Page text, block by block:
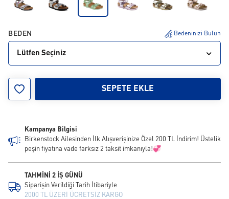
BEDEN Bedeninizi Bulun
Lütfen Seçiniz
SEPETE EKLE
Kampanya Bilgisi
Birkenstock Ailesinden İlk Alışverişinize Özel 200 TL İndirim! Üstelik
peşin fiyatına vade farksız 2 taksit imkanıyla!💞
TAHMİNİ 2 İŞ GÜNÜ
Siparişin Verildiği Tarih İtibariyle
2000 TL ÜZERİ ÜCRETSİZ KARGO